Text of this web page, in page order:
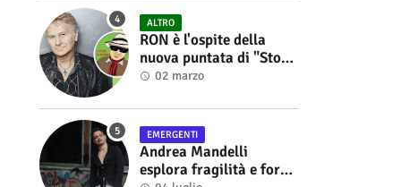
ALTRO
RON è l'ospite della
nuova puntata di "Storie
di Musica", in onda sul
Alberto Salerno
02 marzo
EMERGENTI
Andrea Mandelli
esplora fragilità e forza